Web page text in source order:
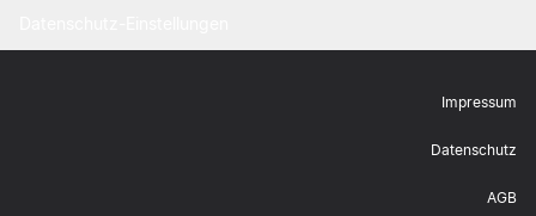
Impressum
Datenschutz
AGB